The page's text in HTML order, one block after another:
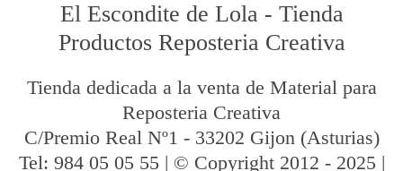
El Escondite de Lola - Tienda
Productos Reposteria Creativa
Tienda dedicada a la venta de Material para
Reposteria Creativa
C/Premio Real Nº1 - 33202 Gijon (Asturias)
Tel: 984 05 05 55 | © Copyright 2012 - 2025 |